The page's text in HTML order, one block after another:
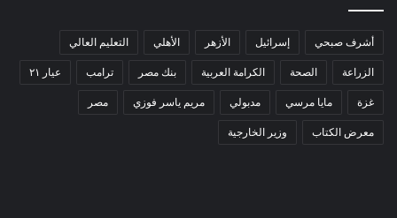
أشرف صبحي إسرائيل الأزهر الأهلي التعليم العالي
الزراعة الصحة الكرامة العربية بنك مصر ترامب عيار ٢١
غزة مايا مرسي مدبولي مريم ياسر فوزي مصر
معرض الكتاب وزير الخارجية